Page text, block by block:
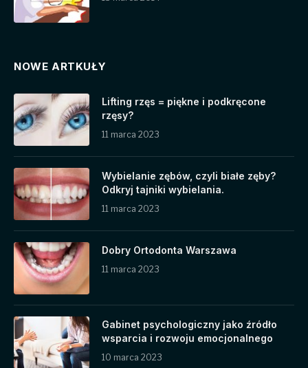
NOWE ARTKUŁY
Lifting rzęs = piękne i podkręcone
rzęsy?
11 marca 2023
Wybielanie zębów, czyli białe zęby?
Odkryj tajniki wybielania.
11 marca 2023
Dobry Ortodonta Warszawa
11 marca 2023
Gabinet psychologiczny jako źródło
wsparcia i rozwoju emocjonalnego
10 marca 2023